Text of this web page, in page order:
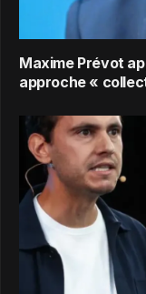
Maxime Prévot
approche «